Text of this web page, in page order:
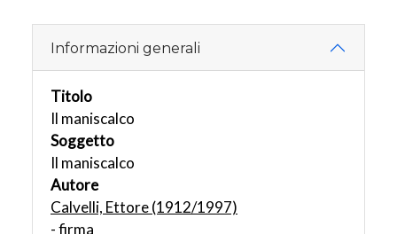
Informazioni generali
Titolo
Il maniscalco
Soggetto
Il maniscalco
Autore
Calvelli, Ettore (1912/1997)
- firma